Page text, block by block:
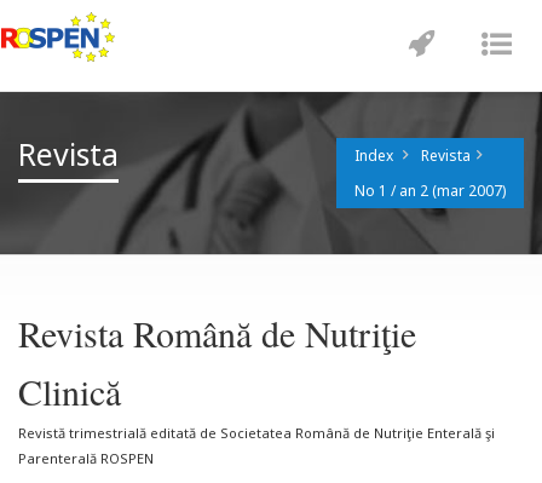
Revista Index
Revista
No 1 / an 2 (mar 2007)
Revista Română de Nutriţie
Clinică
Revistă trimestrială editată de Societatea Română de Nutriţie Enterală şi
Parenterală ROSPEN